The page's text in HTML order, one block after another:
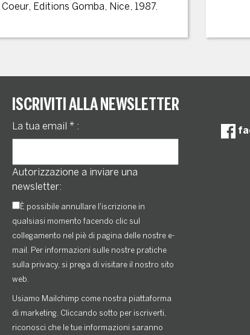
Editions Gomba, Nice, 1987.
ISCRIVITI ALLA NEWSLETTER
La tua email * :
Autorizzazione a inviare una
newsletter:
È possibile annullare l'iscrizione in
qualsiasi momento facendo clic sul
collegamento nel piè di pagina delle nostre e-
mail. Per informazioni sulle nostre pratiche
sulla privacy, si prega di visitare il nostro sito
web.
Usiamo Mailchimp come nostra piattaforma
di marketing. Cliccando sotto per iscriverti,
riconosci che le tue informazioni saranno